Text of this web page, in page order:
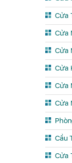
Cửa
Cửa
Cửa
Cửa
Cửa
Cửa
Cầu
Cửa